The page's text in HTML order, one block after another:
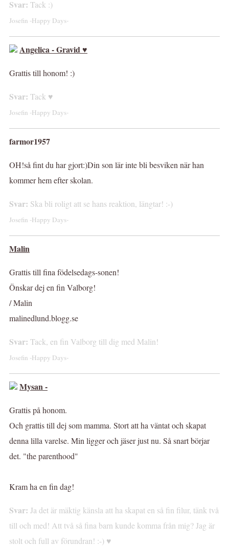
Svar: Tack :)
Josefin -Happy Days-
Angelica - Gravid ♥
Grattis till honom! :)
Svar: Tack ♥
Josefin -Happy Days-
farmor1957
OH!så fint du har gjort:)Din son lär inte bli besviken när han
kommer hem efter skolan.
Svar: Ska bli roligt att se hans reaktion, längtar! :-)
Josefin -Happy Days-
Malin
Grattis till fina födelsedags-sonen!
Önskar dej en fin Valborg!
/ Malin
malinedlund.blogg.se
Svar: Tack, en fin Valborg till dig med Malin!
Josefin -Happy Days-
Mysan -
Grattis på honom.
Och grattis till dej som mamma. Stort att ha väntat och skapat
denna lilla varelse. Min ligger och jäser just nu. Så snart börjar
det. "the parenthood"
Kram ha en fin dag!
Svar: Ja det är mäktig känsla att ha skapat en så fin filur, tänk två
till och med! Att två så fina barn kunde komma från mig? Jag är
stolt och full av förundran! :-) ♥